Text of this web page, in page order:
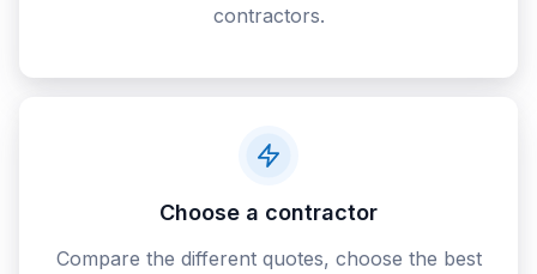
contractors.
Choose a contractor
Compare the different quotes, choose the best